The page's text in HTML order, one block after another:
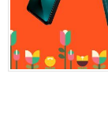
Gündem
Ekonomi